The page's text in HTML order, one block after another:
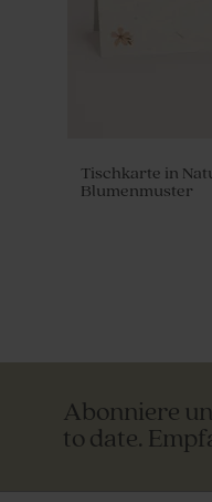
Tischkarte in
Blumenmuster
Abonniere
to date.